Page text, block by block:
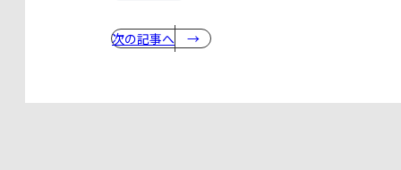
次の記事へ